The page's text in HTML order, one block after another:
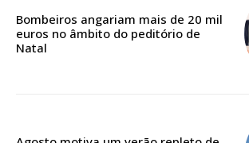
12 meses
Edição em papel entregue à
Bombeiros angariam mais de 20 mil
euros no âmbito do peditório de
Natal